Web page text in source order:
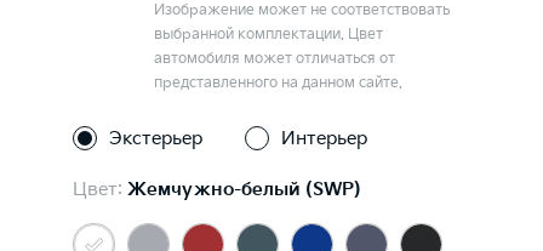
Изображение может не соответствовать
выбранной комплектации. Цвет
автомобиля может отличаться от
представленного на данном сайте.
Экстерьер Интерьер
Цвет: Жемчужно-белый (SWP)